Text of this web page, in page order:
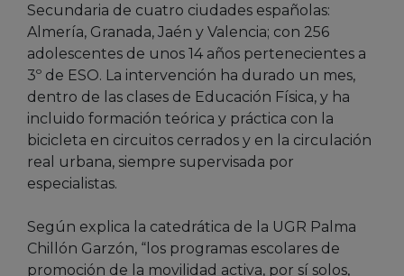
Secundaria de cuatro ciudades españolas:
Almería, Granada, Jaén y Valencia; con 256
adolescentes de unos 14 años pertenecientes a
3º de ESO. La intervención ha durado un mes,
dentro de las clases de Educación Física, y ha
incluido formación teórica y práctica con la
bicicleta en circuitos cerrados y en la circulación
real urbana, siempre supervisada por
especialistas.
Según explica la catedrática de la UGR Palma
Chillón Garzón, “los programas escolares de
promoción de la movilidad activa, por sí solos,